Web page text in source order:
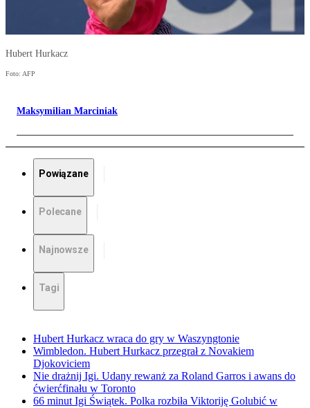
Hubert Hurkacz
Foto: AFP
Maksymilian Marciniak
Powiązane
Polecane
Najnowsze
Tagi
Hubert Hurkacz wraca do gry w Waszyngtonie
Wimbledon. Hubert Hurkacz przegrał z Novakiem
Djokoviciem
Nie drażnij Igi. Udany rewanż za Roland Garros i awans do
ćwierćfinału w Toronto
66 minut Igi Świątek. Polka rozbiła Viktoriję Golubić w